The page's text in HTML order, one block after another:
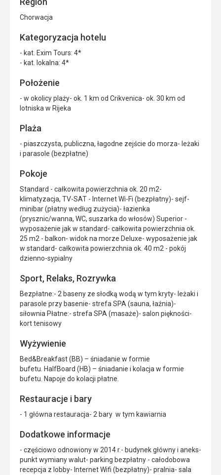
Chorwacja
Kategoryzacja hotelu
- kat. Exim Tours: 4*
- kat. lokalna: 4*
Położenie
- w okolicy plaży- ok. 1 km od Crikvenica- ok. 30 km od
lotniska w Rijeka
Plaża
- piaszczysta, publiczna, łagodne zejście do morza- leżaki
i parasole (bezpłatne)
Pokoje
Standard - całkowita powierzchnia ok. 20 m2-
klimatyzacja, TV-SAT - Internet Wi-Fi (bezpłatny)- sejf-
minibar (płatny według zużycia)- łazienka
(prysznic/wanna, WC, suszarka do włosów) Superior -
wyposażenie jak w standard- całkowita powierzchnia ok.
25 m2 - balkon- widok na morze Deluxe- wyposażenie jak
w standard- całkowita powierzchnia ok. 40 m2 - pokój
dzienno-sypialny
Sport, Relaks, Rozrywka
Bezpłatne:- 2 baseny ze słodką wodą w tym kryty- leżaki i
parasole przy basenie- strefa SPA (sauna, łaźnia)-
siłownia Płatne:- strefa SPA (masaże)- salon piękności-
kort tenisowy
Wyżywienie
Bed&Breakfast (BB) – śniadanie w formie
bufetu. HalfBoard (HB) – śniadanie i kolacja w formie
bufetu. Napoje do kolacji płatne.
Restauracje i bary
- 1 główna restauracja- 2 bary w tym kawiarnia
Dodatkowe informacje
- częściowo odnowiony w 2014 r.- budynek główny i aneks-
punkt wymiany walut- parking bezpłatny - całodobowa
recepcja z lobby- Internet Wifi (bezpłatny)- pralnia- sala